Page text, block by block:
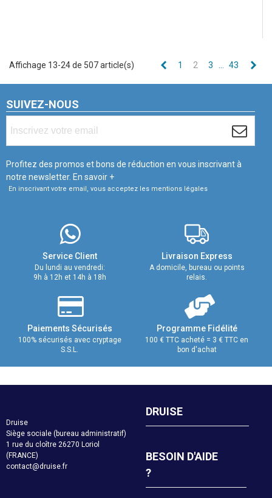
Affichage 13-24 de 507 article(s) Précédent
1 2 3 43
SUIVEZ-NOUS
Profitez des promos et bons de réduction en vous inscrivant à
notre newsletter. En savoir +
En inscrivant votre email, vous acceptez les mentions légales
Service Client
Du lundi au vendredi:
9h à 12h et 14h à 18h
Livraison Express
A domicile, bureau ou points
relais.
Paiements Sécurisés
100% sécurisés avec cryptage
S.S.L.
Programme Fidélité
100 € TTC acheté = 3 € TTC en
bon d'achat
Druise
Siège sociale (bureau administratif)
1 rue du cloître 26270 Loriol
(FRANCE)
contact@druise.fr
DRUISE
BESOIN D'AIDE
?